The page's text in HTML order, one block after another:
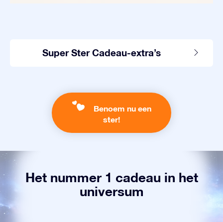
Super Ster Cadeau-extra’s
Benoem nu een
ster!
Het nummer 1 cadeau in het
universum